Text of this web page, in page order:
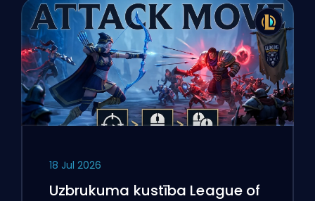
18 Jul 2026
Uzbrukuma kustība League of